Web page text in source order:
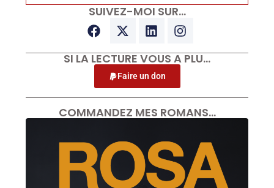
SUIVEZ-MOI SUR…
SI LA LECTURE VOUS A PLU…
Faire un don
COMMANDEZ MES ROMANS…